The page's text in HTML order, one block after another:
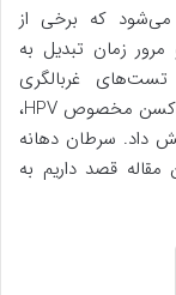
که برخی از
زمان تبدیل به
غربالگری
) و دریافت واکسن مخصوص HPV،
داد. سرطان دهانه
قصد داریم به